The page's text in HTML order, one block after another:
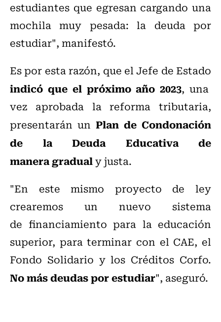
estudiantes que egresan cargando una
mochila muy pesada: la deuda por
estudiar", manifestó.
Es por esta razón, que el Jefe de Estado
indicó que el próximo año 2023, una
vez aprobada la reforma tributaria,
presentarán un Plan de Condonación
de la Deuda Educativa de
manera gradualy justa.
"En este mismo proyecto de ley
crearemos un nuevo sistema
de financiamiento para la educación
superior, para terminar con el CAE, el
Fondo Solidario y los Créditos Corfo.
No más deudas por estudiar", aseguró.